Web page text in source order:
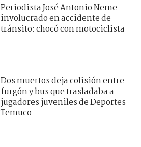
Periodista José Antonio Neme
involucrado en accidente de
tránsito: chocó con motociclista
Dos muertos deja colisión entre
furgón y bus que trasladaba a
jugadores juveniles de Deportes
Temuco